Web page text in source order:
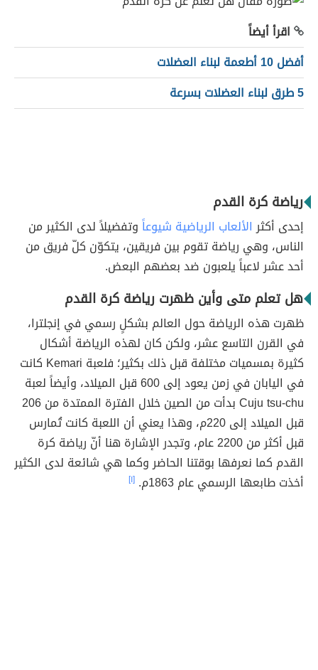
اقرأ أيضاً
أفضل 10 أطعمة لبناء العضلات
5 طرق لبناء العضلات بسرعة
رياضة كرة القدم
إحدى أكثرالألعاب الرياضية شيوعاًوتفضيلاً لدى الكثير من
الناس، وهي رياضة تقوم بين فريقين، يتكوّن كلّ فريق من
أحد عشر لاعباً يلعبون ضد بعضهم البعض.
هل تعلم متى وأين ظهرت رياضة كرة القدم
ظهرت هذه الرياضة حول العالم بشكلٍ رسمي في إنجلترا،
في القرن التاسع عشر، ولكن كان لهذه الرياضة أشكال
كثيرة بمسميات مختلفة قبل ذلك بكثير؛ فلعبة Kemari كانت
في اليابان في زمن يعود إلى 600 قبل الميلاد، وأيضاً لعبة
Cuju tsu-chu بدأت من الصين خلال الفترة الممتدة من 206
قبل الميلاد إلى 220م، وهذا يعني أن اللعبة كانت تُمارس
قبل أكثر من 2200 عام، وتجدر الإشارة هنا أنّ رياضة كرة
القدم كما نعرفها بوقتنا الحاضر وكما هي شائعة لدى الكثير
أخذت طابعها الرسمي عام 1863م.
[١]